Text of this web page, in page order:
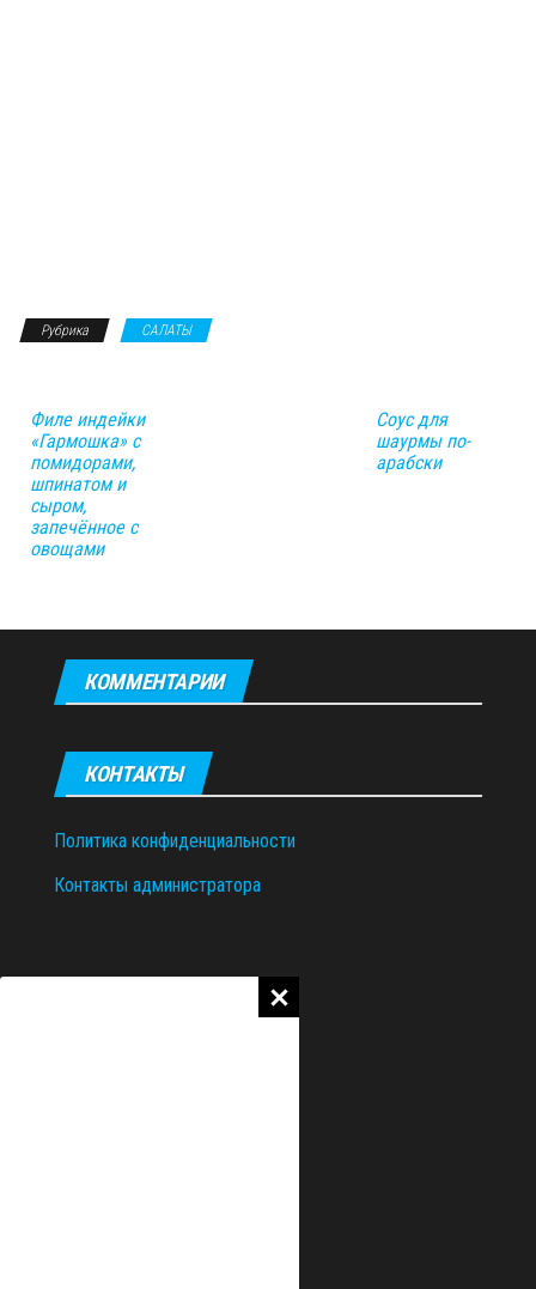
Рубрика САЛАТЫ
Филе индейки
«Гармошка» с
помидорами,
шпинатом и
сыром,
запечённое с
овощами
Соус для
шаурмы по-
арабски
КОММЕНТАРИИ
КОНТАКТЫ
Политика конфиденциальности
Контакты администратора